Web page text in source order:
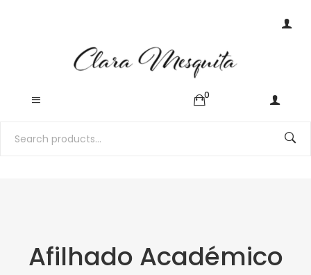
0
Afilhado Académico